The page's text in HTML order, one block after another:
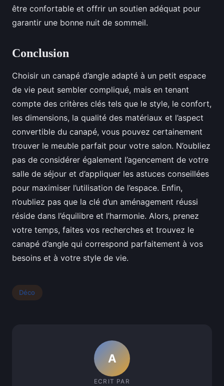
être confortable et offrir un soutien adéquat pour
garantir une bonne nuit de sommeil.
Conclusion
Choisir un canapé d’angle adapté à un petit espace
de vie peut sembler compliqué, mais en tenant
compte des critères clés tels que le style, le confort,
les dimensions, la qualité des matériaux et l’aspect
convertible du canapé, vous pouvez certainement
trouver le meuble parfait pour votre salon. N’oubliez
pas de considérer également l’agencement de votre
salle de séjour et d’appliquer les astuces conseillées
pour maximiser l’utilisation de l’espace. Enfin,
n’oubliez pas que la clé d’un aménagement réussi
réside dans l’équilibre et l’harmonie. Alors, prenez
votre temps, faites vos recherches et trouvez le
canapé d’angle qui correspond parfaitement à vos
besoins et à votre style de vie.
Déco
A
ECRIT PAR